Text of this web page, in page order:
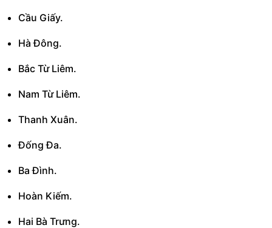
Cầu Giấy.
Hà Đông.
Bắc Từ Liêm.
Nam Từ Liêm.
Thanh Xuân.
Đống Đa.
Ba Đình.
Hoàn Kiếm.
Hai Bà Trưng.